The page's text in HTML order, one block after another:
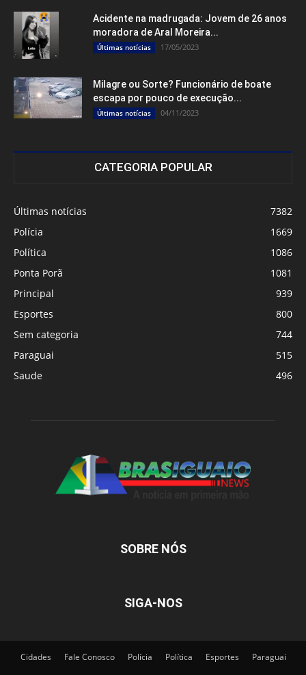
Acidente na madrugada: Jovem de 26 anos
moradora de Aral Moreira...
Últimas notícias 17/05/2023
Milagre ou Sorte? Funcionário de boate
escapa por pouco de execução...
Últimas notícias 04/11/2023
CATEGORIA POPULAR
Últimas notícias
7382
Polícia
1669
Política
1086
Ponta Porã
1081
Principal
939
Esportes
800
Sem categoria
744
Paraguai
515
Saude
496
SOBRE NÓS
SIGA-NOS
Cidades Fale Conosco Polícia Política Esportes Paraguai